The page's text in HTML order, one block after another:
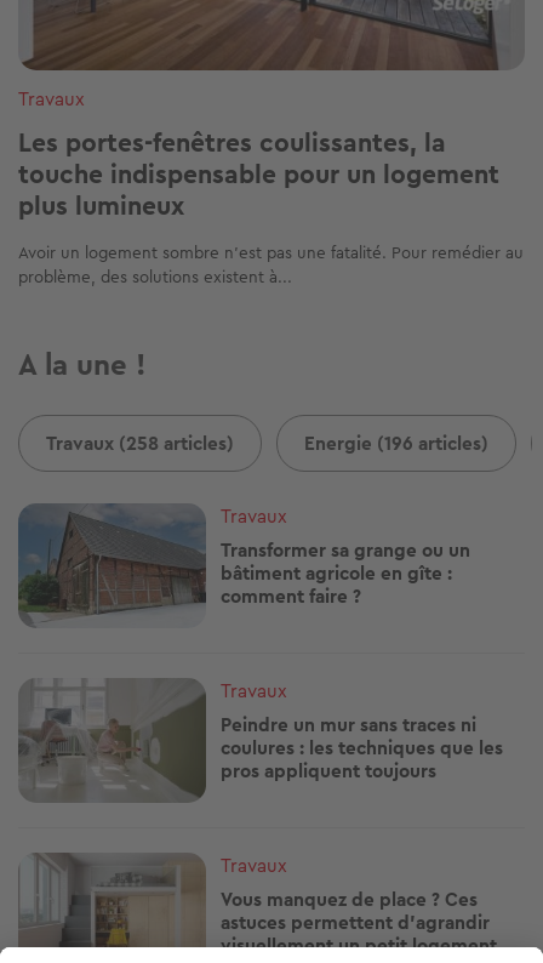
Travaux
Les portes-fenêtres coulissantes, la
touche indispensable pour un logement
plus lumineux
Avoir un logement sombre n’est pas une fatalité. Pour remédier au
problème, des solutions existent à...
A la une !
Travaux (258 articles) Energie (196 articles)
Image
Travaux
Transformer sa grange ou un
bâtiment agricole en gîte :
comment faire ?
Image
Travaux
Peindre un mur sans traces ni
coulures : les techniques que les
pros appliquent toujours
Image
Travaux
Vous manquez de place ? Ces
astuces permettent d'agrandir
visuellement un petit logement